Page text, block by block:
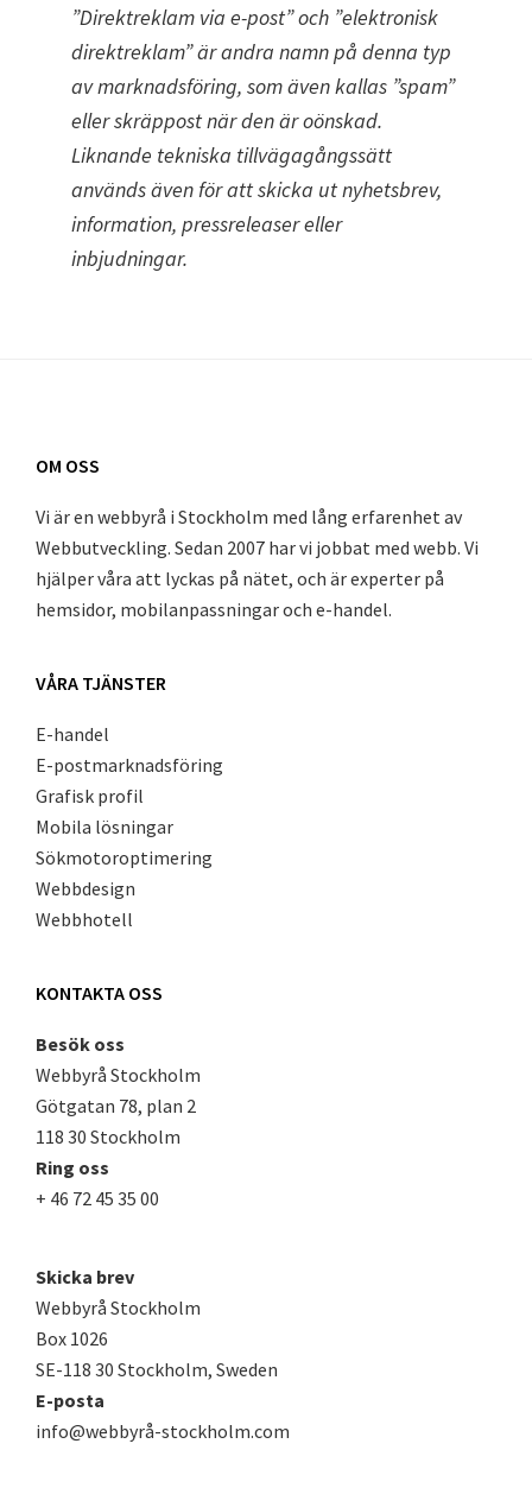
”Direktreklam via e-post” och ”elektronisk
direktreklam” är andra namn på denna typ
av marknadsföring, som även kallas ”spam”
eller skräppost när den är oönskad.
Liknande tekniska tillvägagångssätt
används även för att skicka ut nyhetsbrev,
information, pressreleaser eller
inbjudningar.
Footer
OM OSS
Vi är en webbyrå i Stockholm med lång erfarenhet av
Webbutveckling. Sedan 2007 har vi jobbat med webb. Vi
hjälper våra att lyckas på nätet, och är experter på
hemsidor, mobilanpassningar och e-handel.
VÅRA TJÄNSTER
E-handel
E-postmarknadsföring
Grafisk profil
Mobila lösningar
Sökmotoroptimering
Webbdesign
Webbhotell
KONTAKTA OSS
Besök oss
Webbyrå Stockholm
Götgatan 78, plan 2
118 30 Stockholm
Ring oss
+ 46 72 45 35 00
Skicka brev
Webbyrå Stockholm
Box 1026
SE-118 30 Stockholm, Sweden
E-posta
info@webbyrå-stockholm.com